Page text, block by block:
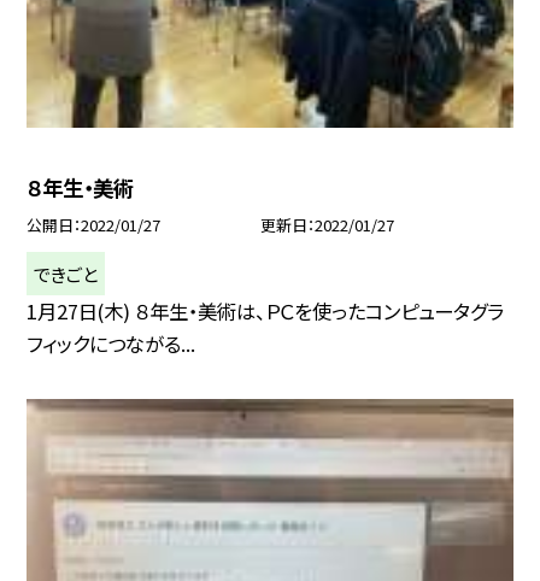
８年生・美術
公開日 2022/01/27 更新日 2022/01/27
できごと
1月27日(木) ８年生・美術は、ＰＣを使ったコンピュータグラ
フィックにつながる...